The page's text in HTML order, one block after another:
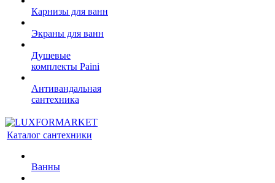
Карнизы для ванн
Экраны для ванн
Душевые
комплекты Paini
Антивандальная
сантехника
Каталог сантехники
Ванны